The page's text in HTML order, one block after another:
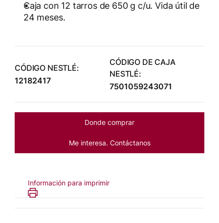
Caja con 12 tarros de 650 g c/u. Vida útil de
24 meses.
CÓDIGO NESTLÉ:
12182417
CÓDIGO DE CAJA
NESTLÉ:
7501059243071
Donde comprar
Me interesa. Contáctanos
Información para imprimir